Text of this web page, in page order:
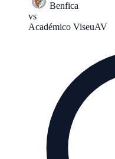
Benfica
vs
Académico ViseuAV